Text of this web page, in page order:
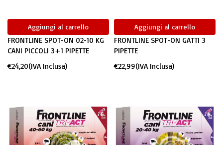
Aggiungi al carrello
FRONTLINE SPOT-ON 02-10 KG
CANI PICCOLI 3+1 PIPETTE
€24,20(IVA Inclusa)
Aggiungi al carrello
FRONTLINE SPOT-ON GATTI 3
PIPETTE
€22,99(IVA Inclusa)